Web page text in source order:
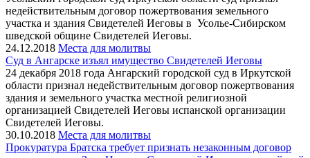
недействительным договор пожертвования земельного
участка и здания Свидетелей Иеговы в Усолье-Сибирском
шведской общине Свидетелей Иеговы.
24.12.2018 Места для молитвы
Суд в Ангарске изъял имущество Свидетелей Иеговы
24 декабря 2018 года Ангарский городской суд в Иркутской
области признал недействительным договор пожертвования
здания и земельного участка местной религиозной
организацией Свидетелей Иеговы испанской организации
Свидетелей Иеговы.
30.10.2018 Места для молитвы
Прокуратура Братска требует признать незаконным договор